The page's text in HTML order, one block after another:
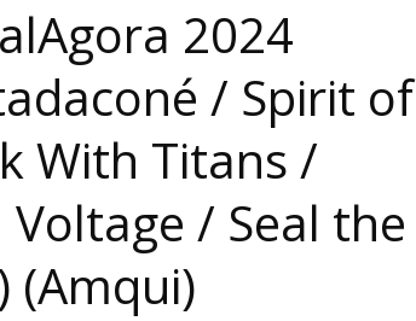
2024
/ Spirit of
With Titans /
/ Seal the
(Amqui)